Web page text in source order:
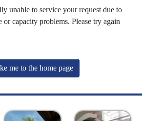
unable to service your request due to
or capacity problems. Please try again
me to the home page